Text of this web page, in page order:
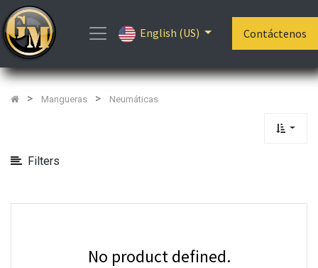
English (US) Contáctenos
Mangueras Neumáticas
Filters
Show
Categories
No product defined.